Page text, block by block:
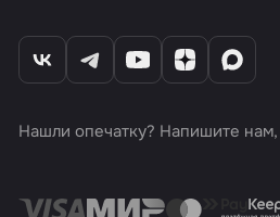
Нашли опечатку? Напишите